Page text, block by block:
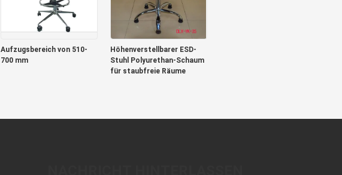
Aufzugsbereich von 510-
700 mm
Höhenverstellbarer ESD-
Stuhl Polyurethan-Schaum
für staubfreie Räume